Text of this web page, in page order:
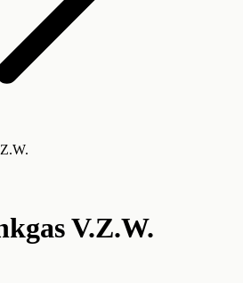
V.Z.W.